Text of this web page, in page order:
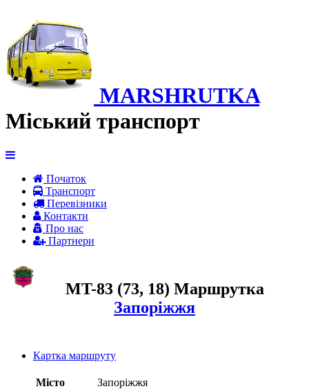
MARSHRUTKA
Міський транспорт
Початок
Транспорт
Перевiзники
Контакти
Про нас
Партнери
MT-83 (73, 18) Маршрутка
Запоріжжя
Картка маршруту
Місто
Запоріжжя